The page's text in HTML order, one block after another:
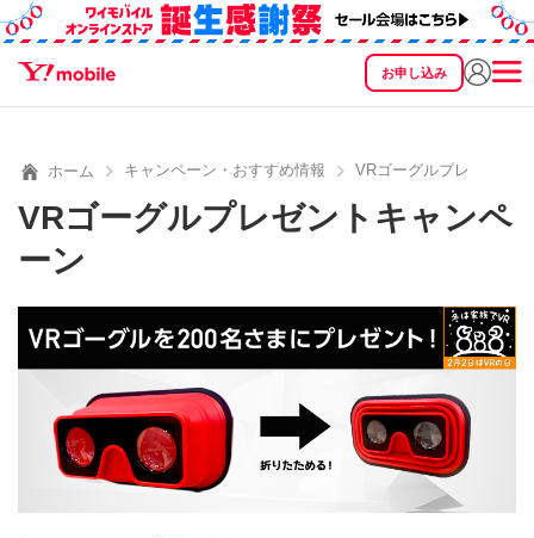
お申し込み
SEARCH
ホーム キャンペーン・おすすめ情報 VRゴーグルプレゼント
VRゴーグルプレゼントキャンペ
ーン